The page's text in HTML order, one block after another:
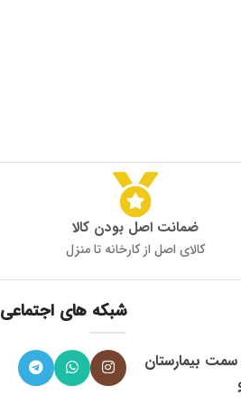
ضمانت اصل بودن کالا
کالای اصل از کارخانه تا منزل
، میدان 9 دی به سمت بیمارستان
شبکه های اجتماعی